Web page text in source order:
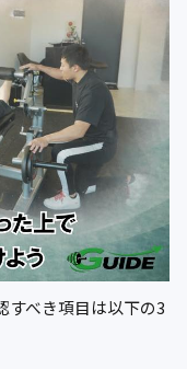
すべき項目は以下の3